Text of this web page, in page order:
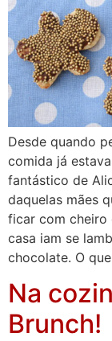
Desde quando
comida já
fantástico de
daquelas mães
ficar com cheiro
casa iam se
chocolate. O
Na
Brunch!